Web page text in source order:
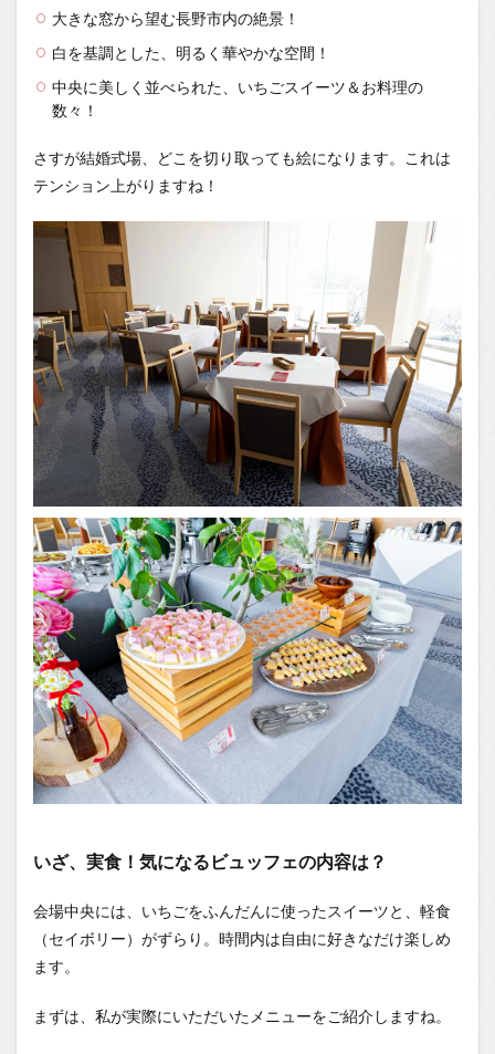
ゃの食
べ歩き
You
ャンネ
ル
大きな窓から望む長野市内の絶景！
白を基調とした、明るく華やかな空間！
中央に美しく並べられた、いちごスイーツ＆お料理の
数々！
さすが結婚式場、どこを切り取っても絵になります。これは
テンション上がりますね！
いざ、実食！気になるビュッフェの内容は？
会場中央には、いちごをふんだんに使ったスイーツと、軽食
（セイボリー）がずらり。時間内は自由に好きなだけ楽しめ
ます。
まずは、私が実際にいただいたメニューをご紹介しますね。